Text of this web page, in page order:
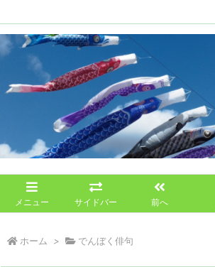
メニュー サイドバー 前へ
ホーム > でんぼく俳句